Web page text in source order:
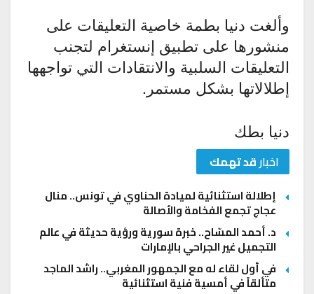
وألغت دنيا بطمة خاصية التعليقات على
منشورها على تطبيق إنستغرام لتجنب
التعليقات السلبية والانتقادات التي تواجهها
إطلالاتها بشكل مستمر.
دنيا بطك
اخبارقد تهمك
إطلالة استثنائية لميادة الحناوي في تونس.. منال
عجاج تجمع الفخامة والأصالة
د. أحمد المسّاح.. خبرة سورية ورؤية حديثة في عالم
التجميل غير الجراحي بالإمارات
في أول لقاء له مع الجمهور المغربي.. راشد الماجد
متألقاً في أمسية فنية استثنائية